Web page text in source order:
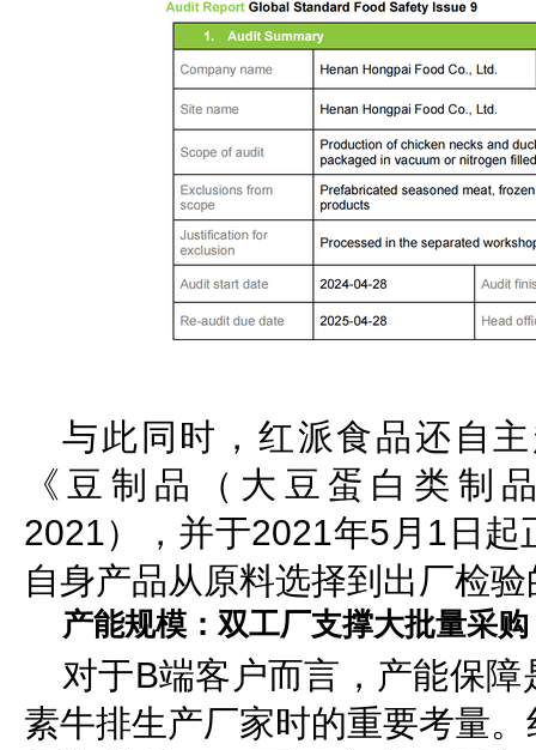
与此同时，红派食品还自
《豆制品（大豆蛋白类制
2021），并于2021年5月1日
自身产品从原料选择到出厂检
产能规模：双工厂支撑大批量采购
对于B端客户而言，产能保
素牛排生产厂家时的重要考量